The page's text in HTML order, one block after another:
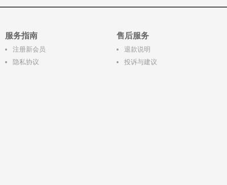
服务指南
注册新会员
隐私协议
售后服务
退款说明
投诉与建议